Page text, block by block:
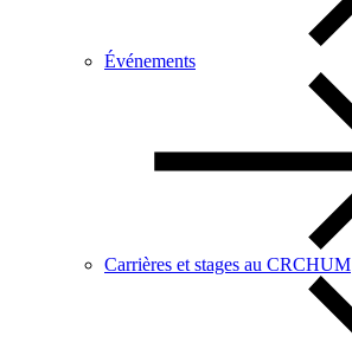
Événements
Carrières et stages au CRCHUM